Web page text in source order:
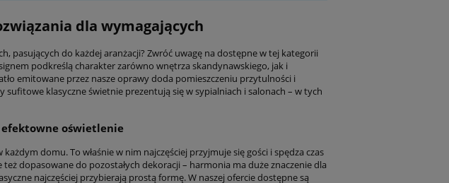
dla wymagających
pasujących do każdej aranżacji? Zwróć uwagę na dostępne w tej kategorii
podkreślą charakter zarówno wnętrza skandynawskiego, jak i
emitowane przez nasze oprawy doda pomieszczeniu przytulności i
klasyczne świetnie prezentują się w sypialniach i salonach – w tych
efektowne oświetlenie
domu. To właśnie w nim najczęściej przyjmuje się gości i spędza czas
dopasowane do pozostałych dekoracji – harmonia ma duże znaczenie dla
najczęściej przybierają prostą formę. W naszej ofercie dostępne są